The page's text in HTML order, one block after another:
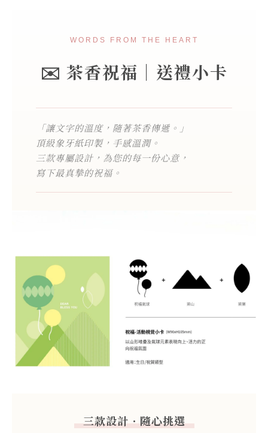
WORDS FROM THE HEART
✉️ 茶香祝福｜送禮小卡
「讓文字的溫度，隨著茶香傳遞。」
頂級象牙紙印製，手感溫潤。
三款專屬設計，為您的每一份心意，
寫下最真摯的祝福。
三款設計．隨心挑選